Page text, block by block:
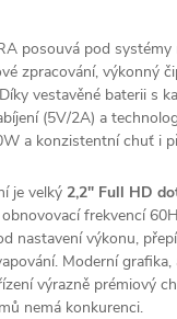
posouvá pod
zpracování, výkonný
vestavěné baterii s
(5V/2A) a
a konzistentní chuť i
je velký 2,2" Full HD
frekvencí
nastavení výkonu,
Moderní grafika,
výrazně prémiový
nemá konkurenci.